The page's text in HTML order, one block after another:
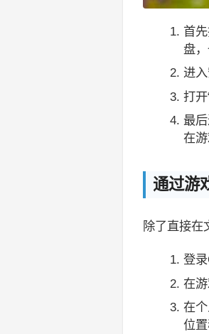
首
盘
进
打
最
在
通过游
除了直接在
登
在
在
位